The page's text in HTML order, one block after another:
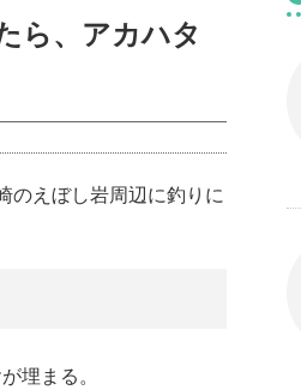
ら、アカハタ
のえぼし岩周辺に釣りに
埋まる。